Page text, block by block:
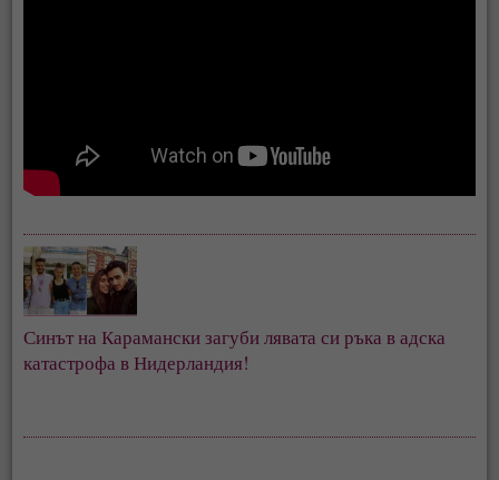
Синът на Карамански загуби лявата си ръка в адска
катастрофа в Нидерландия!